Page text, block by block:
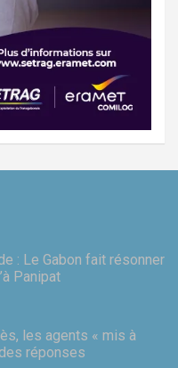
: Le Gabon fait résonner
Panipat
les agents « mis à
réponses